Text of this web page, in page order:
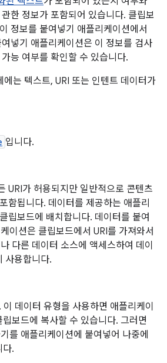
관한 정보가 포함되어 있습니다. 클립보
정보를 붙여넣기 애플리케이션에서
넣기 애플리케이션은 이 정보를 검사
능 여부를 확인할 수 있습니다.
에는 텍스트, URI 또는 인텐트 데이터가
입니다.
URI가 허용되지만 일반적으로 콘텐츠
함됩니다. 데이터를 제공하는 애플리
립보드에 배치합니다. 데이터를 붙여
이션은 클립보드에서 URI를 가져와서
다른 데이터 소스에 액세스하여 데이
사용합니다.
이 데이터 유형을 사용하면 애플리케이
보드에 복사할 수 있습니다. 그러면
를 애플리케이션에 붙여넣어 나중에
다.